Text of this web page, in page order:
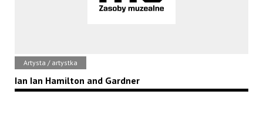
Artysta / artystka
Ian Ian Hamilton and Gardner